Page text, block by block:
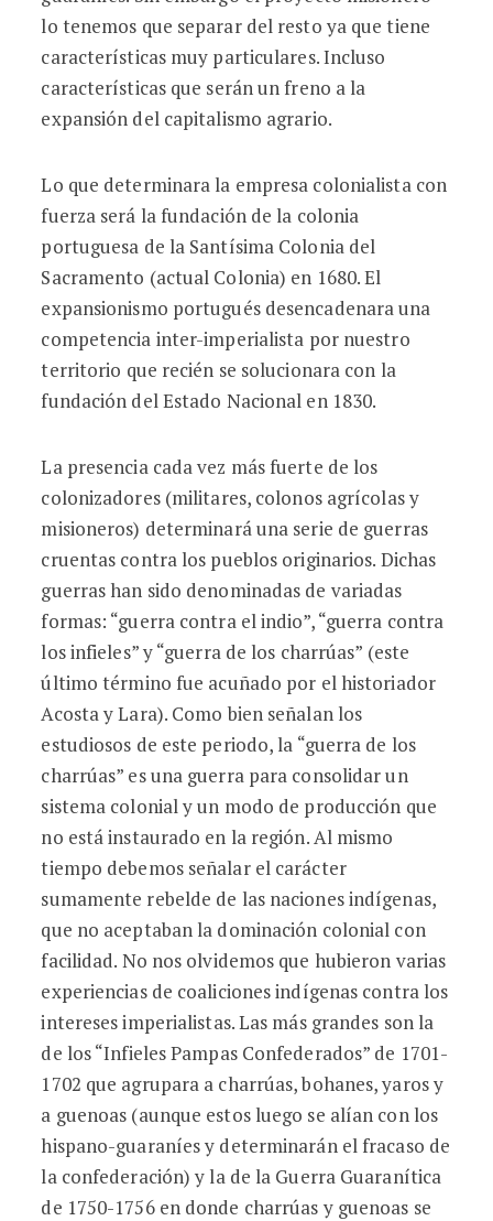
lo tenemos que separar del resto ya que tiene
características muy particulares. Incluso
características que serán un freno a la
expansión del capitalismo agrario.
Lo que determinara la empresa colonialista con
fuerza será la fundación de la colonia
portuguesa de la Santísima Colonia del
Sacramento (actual Colonia) en 1680. El
expansionismo portugués desencadenara una
competencia inter-imperialista por nuestro
territorio que recién se solucionara con la
fundación del Estado Nacional en 1830.
La presencia cada vez más fuerte de los
colonizadores (militares, colonos agrícolas y
misioneros) determinará una serie de guerras
cruentas contra los pueblos originarios. Dichas
guerras han sido denominadas de variadas
formas: “guerra contra el indio”, “guerra contra
los infieles” y “guerra de los charrúas” (este
último término fue acuñado por el historiador
Acosta y Lara). Como bien señalan los
estudiosos de este periodo, la “guerra de los
charrúas” es una guerra para consolidar un
sistema colonial y un modo de producción que
no está instaurado en la región. Al mismo
tiempo debemos señalar el carácter
sumamente rebelde de las naciones indígenas,
que no aceptaban la dominación colonial con
facilidad. No nos olvidemos que hubieron varias
experiencias de coaliciones indígenas contra los
intereses imperialistas. Las más grandes son la
de los “Infieles Pampas Confederados” de 1701-
1702 que agrupara a charrúas, bohanes, yaros y
a guenoas (aunque estos luego se alían con los
hispano-guaraníes y determinarán el fracaso de
la confederación) y la de la Guerra Guaranítica
de 1750-1756 en donde charrúas y guenoas se